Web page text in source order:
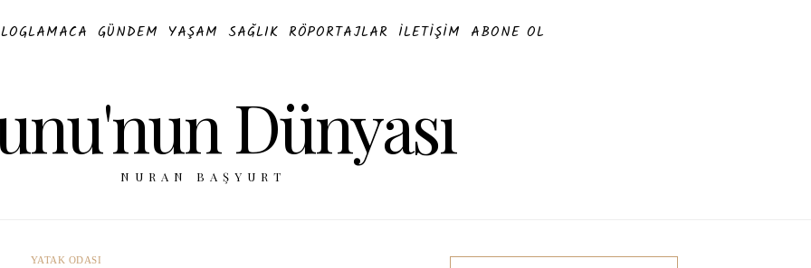
GÜNDEM YAŞAM SAĞLIK RÖPORTAJLAR İLETIŞIM ABONE OL
Dünyası
NURAN BAŞYURT
YATAK ODASI